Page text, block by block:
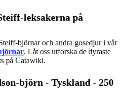
leksakerna på
björnar och andra gosedjur i vår
. Låt oss utforska de dyraste
på Catawiki.
björn - Tyskland - 250